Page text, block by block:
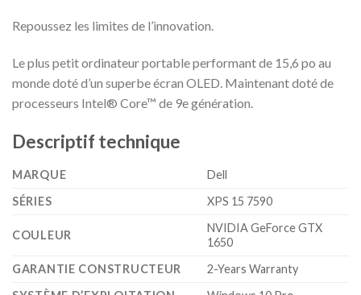
Repoussez les limites de l’innovation.
Le plus petit ordinateur portable performant de 15,6 po au
monde doté d’un superbe écran OLED. Maintenant doté de
processeurs Intel® Core™ de 9e génération.
Descriptif technique
MARQUE
‎Dell
SÉRIES
‎XPS 15 7590
COULEUR
‎NVIDIA GeForce GTX
1650
GARANTIE CONSTRUCTEUR
‎2-Years Warranty